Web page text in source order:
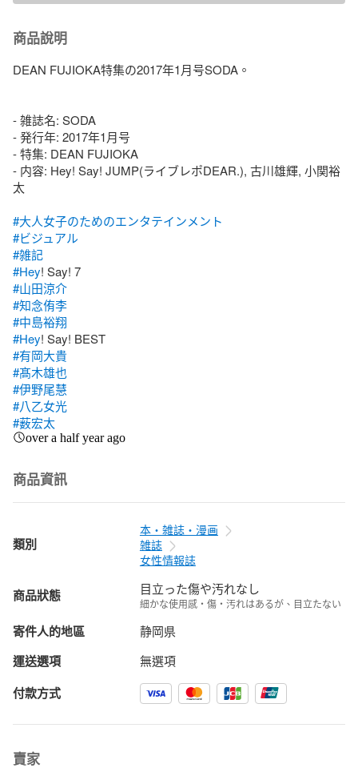
商品說明
DEAN FUJIOKA特集の2017年1月号SODA。
- 雑誌名: SODA
- 発行年: 2017年1月号
- 特集: DEAN FUJIOKA
- 内容: Hey! Say! JUMP(ライブレポDEAR.), 古川雄輝, 小関裕
太
#大人女子のためのエンタテインメント
#ビジュアル
#雑記
#Hey
#山田涼介
#知念侑李
#中島裕翔
#Hey
#有岡大貴
#髙木雄也
#伊野尾慧
#八乙女光
#薮宏太
over a half year ago
商品資訊
類別
本・雑誌・漫画
雑誌
女性情報誌
商品狀態 目立った傷や汚れなし
細かな使用感・傷・汚れはあるが、目立たない
寄件人的地區 静岡県
運送選項 無選項
付款方式
賣家